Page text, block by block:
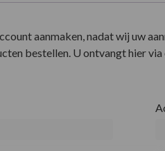
aanmaken, nadat wij uw
bestellen. U ontvangt hier